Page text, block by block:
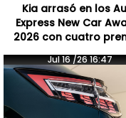
Kia arrasó en los
Express New Car
2026 con cuatro
Jul 16 /26 16:47